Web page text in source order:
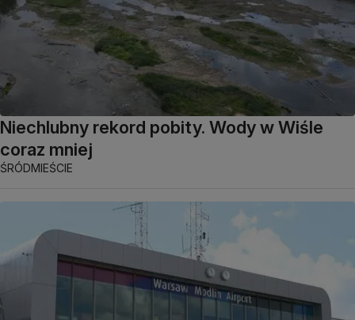
Niechlubny rekord pobity. Wody w Wiśle
coraz mniej
ŚRÓDMIEŚCIE